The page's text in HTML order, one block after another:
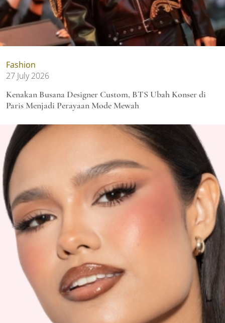
Fashion
27 July 2026
Kenakan Busana Designer Custom, BTS Ubah Konser di
Paris Menjadi Perayaan Mode Mewah